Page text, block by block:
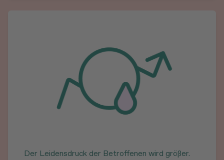
Der Leidensdruck der Betroffenen wird größer.